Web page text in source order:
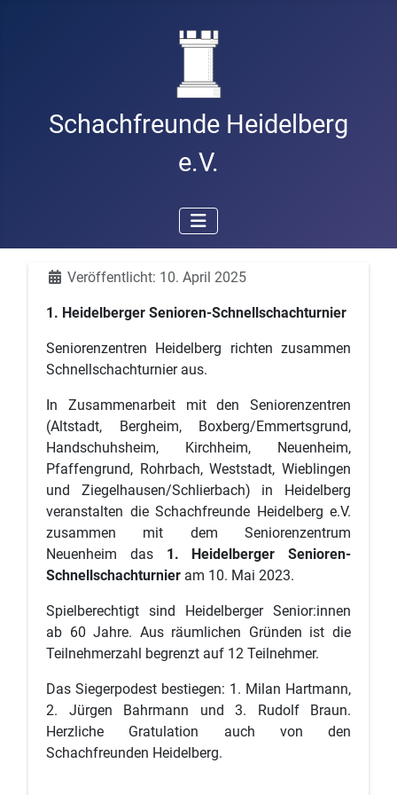
Schachfreunde Heidelberg
e.V.
DetailsVeröffentlicht: 10. April 2025
1. Heidelberger Senioren-Schnellschachturnier
Seniorenzentren Heidelberg richten zusammen
Schnellschachturnier aus.
In Zusammenarbeit mit den Seniorenzentren
(Altstadt, Bergheim, Boxberg/Emmertsgrund,
Handschuhsheim, Kirchheim, Neuenheim,
Pfaffengrund, Rohrbach, Weststadt, Wieblingen
und Ziegelhausen/Schlierbach) in Heidelberg
veranstalten die Schachfreunde Heidelberg e.V.
zusammen mit dem Seniorenzentrum
Neuenheim das 1. Heidelberger Senioren-
Schnellschachturnier am 10. Mai 2023.
Spielberechtigt sind Heidelberger Senior:innen
ab 60 Jahre. Aus räumlichen Gründen ist die
Teilnehmerzahl begrenzt auf 12 Teilnehmer.
Das Siegerpodest bestiegen: 1. Milan Hartmann,
2. Jürgen Bahrmann und 3. Rudolf Braun.
Herzliche Gratulation auch von den
Schachfreunden Heidelberg.